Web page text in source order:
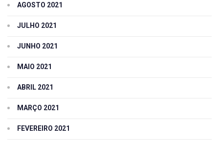
AGOSTO 2021
JULHO 2021
JUNHO 2021
MAIO 2021
ABRIL 2021
MARÇO 2021
FEVEREIRO 2021